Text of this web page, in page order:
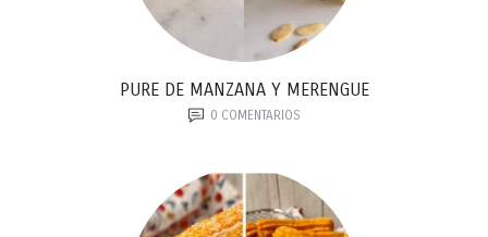
PURE DE MANZANA Y MERENGUE
0COMENTARIOS